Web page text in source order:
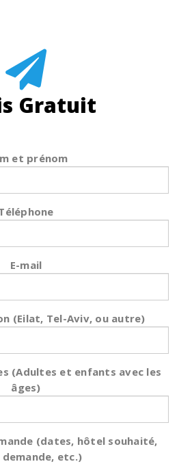
Gratuit
et prénom
E-mail
(Eilat, Tel-Aviv, ou autre)
(Adultes et enfants avec les
âges)
(dates, hôtel souhaité,
etc.)